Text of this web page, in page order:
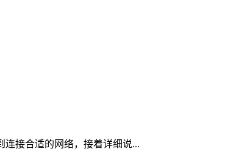
连接合适的网络，接着详细说...